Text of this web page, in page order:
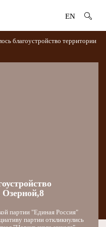
EN
благоустройство территории
Озерной,8
партии "Единая Россия"
партии откликнулись